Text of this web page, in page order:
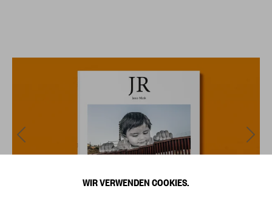
WIR VERWENDEN COOKIES.